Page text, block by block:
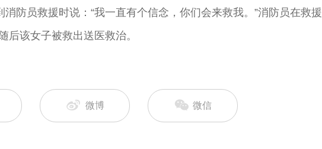
防员救援时说：“我一直有个信念，你们会来救我。”消防员在救援
后该女子被救出送医救治。
微博 微信